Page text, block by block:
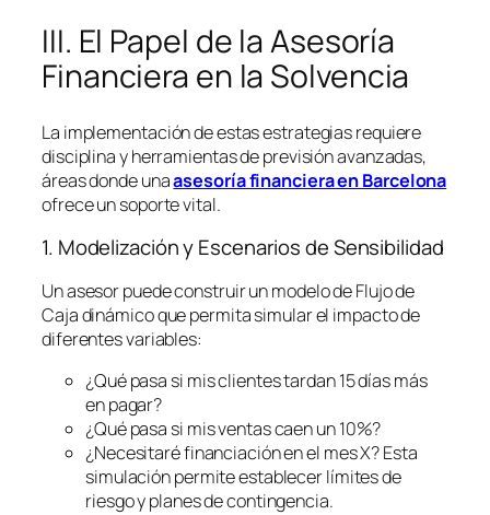
III. El Papel de la Asesoría
Financiera en la Solvencia
La implementación de estas estrategias requiere
disciplina y herramientas de previsión avanzadas,
áreas donde unaasesoría financiera en Barcelona
ofrece un soporte vital.
1. Modelización y Escenarios de Sensibilidad
Un asesor puede construir un modelo de Flujo de
Caja dinámico que permita simular el impacto de
diferentes variables:
¿Qué pasa si mis clientes tardan 15 días más
en pagar?
¿Qué pasa si mis ventas caen un 10%?
¿Necesitaré financiación en el mes X? Esta
simulación permite establecer límites de
riesgo y planes de contingencia.